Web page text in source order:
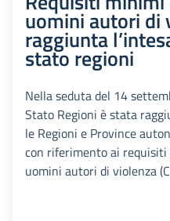
uomini autori di
raggiunta
stato regioni
Nella seduta del 14
Stato Regioni è stata
le Regioni e Province
con riferimento ai
uomini autori di violenza